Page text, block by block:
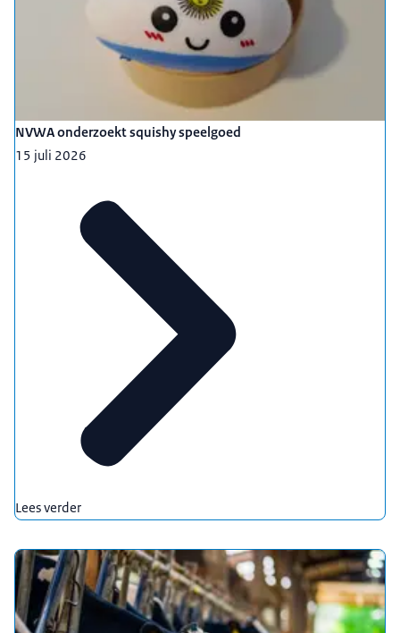
NVWA onderzoekt squishy speelgoed
15 juli 2026
Lees verder